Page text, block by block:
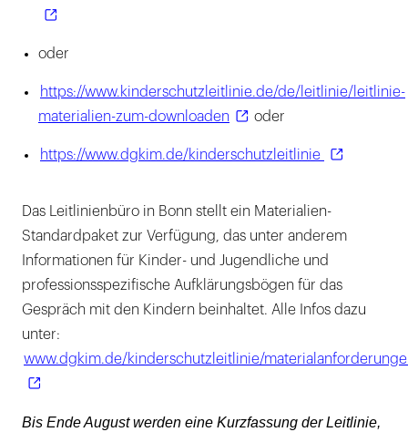
oder
https://www.kinderschutzleitlinie.de/de/leitlinie/leitlinie-
materialien-zum-downloaden
oder
https://www.dgkim.de/kinderschutzleitlinie
Das Leitlinienbüro in Bonn stellt ein Materialien-
Standardpaket zur Verfügung, das unter anderem
Informationen für Kinder- und Jugendliche und
professionsspezifische Aufklärungsbögen für das
Gespräch mit den Kindern beinhaltet. Alle Infos dazu
unter:
www.dgkim.de/kinderschutzleitlinie/
Bis Ende August werden eine Kurzfassung der Leitlinie,